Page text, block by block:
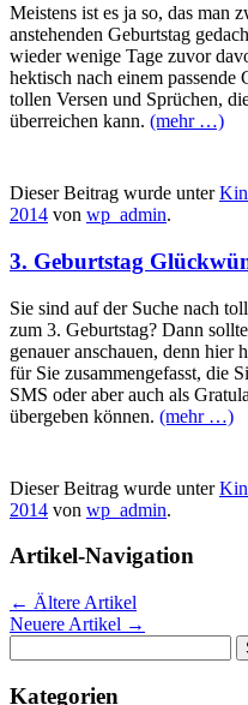
Meistens ist es ja so, das man
anstehenden Geburtstag
wieder wenige Tage zuvor
hektisch nach einem
tollen Versen und Sprüchen,
überreichen kann. (mehr …)
Dieser Beitrag wurde unter
2014 von wp_admin.
3. Geburtstag
Sie sind auf der Suche nach
zum 3. Geburtstag? Dann
genauer anschauen, denn hier
für Sie zusammengefasst, die
SMS oder aber auch als
übergeben können. (mehr …)
Dieser Beitrag wurde unter
2014 von wp_admin.
Artikel-Navigation
← Ältere Artikel
Neuere Artikel →
nach:
Kategorien